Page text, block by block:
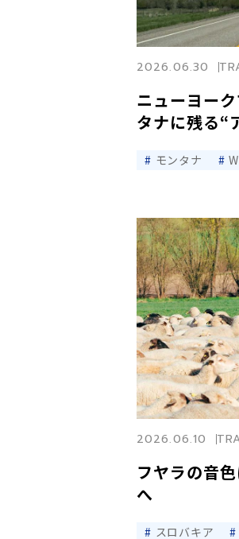
ニューヨー
タナに残る“
2026.06.30
モンタナ
フヤラの音
へ
2026.06.10
スロバキア